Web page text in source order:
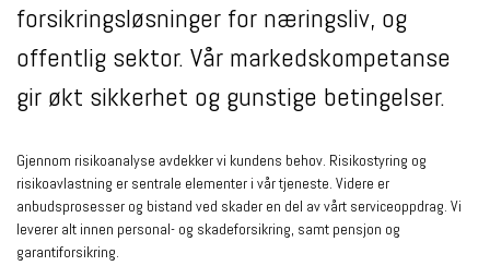
forsikringsløsninger for næringsliv, og
offentlig sektor. Vår markedskompetanse
gir økt sikkerhet og gunstige betingelser.
Gjennom risikoanalyse avdekker vi kundens behov. Risikostyring og
risikoavlastning er sentrale elementer i vår tjeneste. Videre er
anbudsprosesser og bistand ved skader en del av vårt serviceoppdrag. Vi
leverer alt innen personal- og skadeforsikring, samt pensjon og
garantiforsikring.